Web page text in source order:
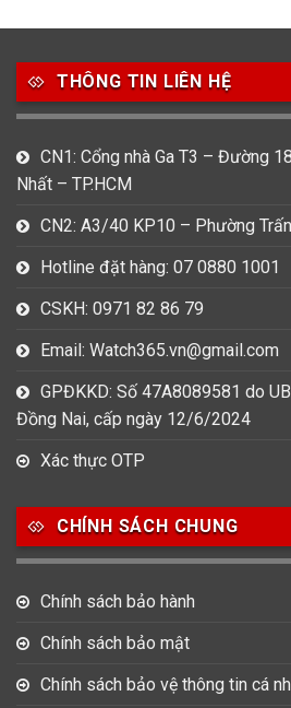
THÔNG TIN LIÊN HỆ
CN1: Cổng nhà Ga T3 – Đường
Nhất – TP.HCM
CN2: A3/40 KP10 – Phường
Hotline đặt hàng: 07 0880 1001
CSKH: 0971 82 86 79
Email: Watch365.vn@gmail.com
GPĐKKD: Số 47A8089581 do
Đồng Nai, cấp ngày 12/6/2024
Xác thực OTP
CHÍNH SÁCH CHUNG
Chính sách bảo hành
Chính sách bảo mật
Chính sách bảo vệ thông tin cá